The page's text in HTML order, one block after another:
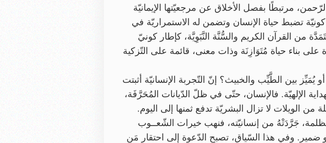
مرتبطًا بفصل الأخلاق عن مرجعيّتها الإيمانيّة
كونيّة تضبط حياة الإنسان وتضمن له الاستمراريّة في
من القرآن الكريم والسُّنَّة النَّبَوِيَّة، كإطار كونيّ
بناء حياة مُتَوَازِنَة وذات معنى، قائمة على التّزكية
بين الطَّيِّب والخبيث؟ إنّ التّجربة الإنسانيّة أثبتت
فالإنسان، حتّى في ظلّ الدّيانات المُحَرَّفَة،
الويلات لا تزال البشريّة تدفع ثمنها إلى اليوم.
جَرَّدَتْهُ من إنسانيّته، فنهب خيرات الشّعــوب
ضمير. وفي هذا السّياق، تصبح الدّعوة إلى احتقار مَن